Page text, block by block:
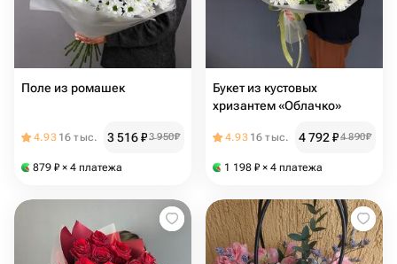
Поле из ромашек
4.93 16 тыс. 3 516₽3 950₽
879 ₽ × 4 платежа
Букет из кустовых
хризантем «Облачко»
4.93 16 тыс. 4 792₽4 890₽
1 198 ₽ × 4 платежа